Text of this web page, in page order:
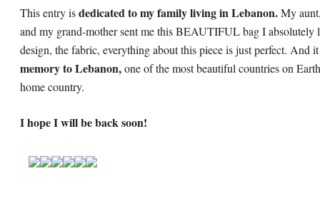
This entry isdedicated to my family living in Lebanon.My
and my grand-mother sent me this BEAUTIFUL bag I absolutely
design, the fabric, everything about this piece is just perfect. And
memory to Lebanon,one of the most beautiful countries on
home country.
I hope I will be back soon!